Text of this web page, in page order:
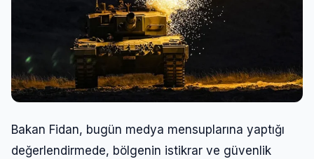
Bakan Fidan, bugün medya mensuplarına yaptığı
değerlendirmede, bölgenin istikrar ve güvenlik
Beni Hatırla Şifremi Unuttum
Giriş Yap